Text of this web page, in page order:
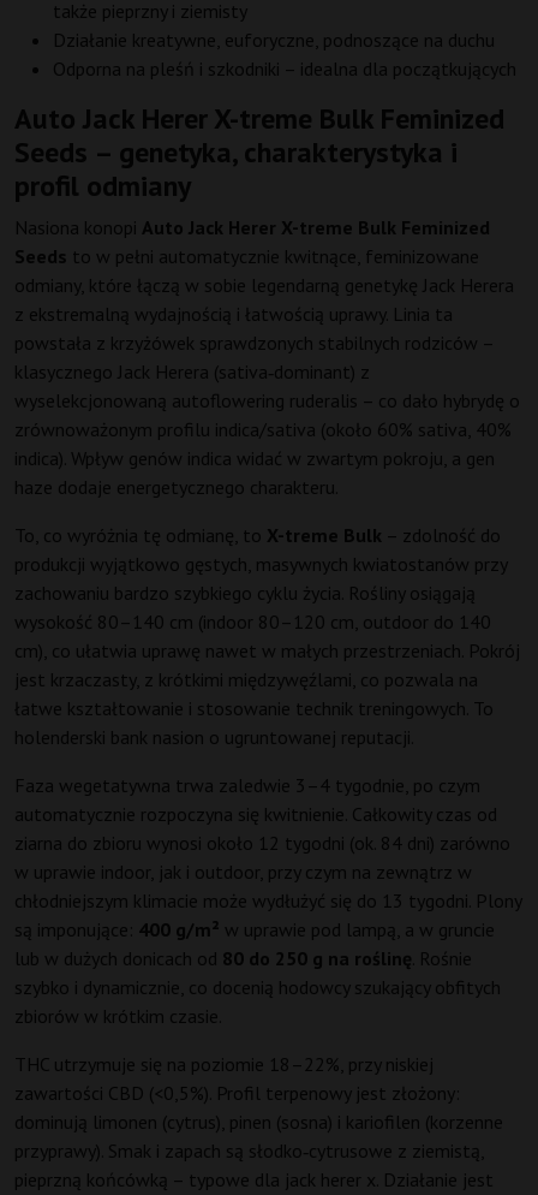
także pieprzny i ziemisty
Działanie kreatywne, euforyczne, podnoszące na duchu
Odporna na pleśń i szkodniki – idealna dla początkujących
Auto Jack Herer X-treme Bulk Feminized
Seeds – genetyka, charakterystyka i
profil odmiany
Nasiona konopi Auto Jack Herer X-treme Bulk Feminized
Seeds to w pełni automatycznie kwitnące, feminizowane
odmiany, które łączą w sobie legendarną genetykę Jack Herera
z ekstremalną wydajnością i łatwością uprawy. Linia ta
powstała z krzyżówek sprawdzonych stabilnych rodziców –
klasycznego Jack Herera (sativa‑dominant) z
wyselekcjonowaną autoflowering ruderalis – co dało hybrydę o
zrównoważonym profilu indica/sativa (około 60% sativa, 40%
indica). Wpływ genów indica widać w zwartym pokroju, a gen
haze dodaje energetycznego charakteru.
To, co wyróżnia tę odmianę, to X-treme Bulk – zdolność do
produkcji wyjątkowo gęstych, masywnych kwiatostanów przy
zachowaniu bardzo szybkiego cyklu życia. Rośliny osiągają
wysokość 80–140 cm (indoor 80–120 cm, outdoor do 140
cm), co ułatwia uprawę nawet w małych przestrzeniach. Pokrój
jest krzaczasty, z krótkimi międzywęźlami, co pozwala na
łatwe kształtowanie i stosowanie technik treningowych. To
holenderski bank nasion o ugruntowanej reputacji.
Faza wegetatywna trwa zaledwie 3–4 tygodnie, po czym
automatycznie rozpoczyna się kwitnienie. Całkowity czas od
ziarna do zbioru wynosi około 12 tygodni (ok. 84 dni) zarówno
w uprawie indoor, jak i outdoor, przy czym na zewnątrz w
chłodniejszym klimacie może wydłużyć się do 13 tygodni. Plony
są imponujące: 400 g/m² w uprawie pod lampą, a w gruncie
lub w dużych donicach od 80 do 250 g na roślinę . Rośnie
szybko i dynamicznie, co docenią hodowcy szukający obfitych
zbiorów w krótkim czasie.
THC utrzymuje się na poziomie 18–22%, przy niskiej
zawartości CBD (<0,5%). Profil terpenowy jest złożony:
dominują limonen (cytrus), pinen (sosna) i kariofilen (korzenne
przyprawy). Smak i zapach są słodko‑cytrusowe z ziemistą,
pieprzną końcówką – typowe dla jack herer x. Działanie jest